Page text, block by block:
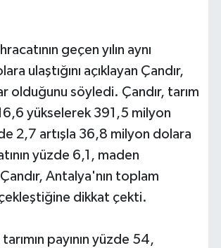
geçen yılın aynı
ulaştığını açıklayan Çandır,
olduğunu söyledi. Çandır, tarım
yükselerek 391,5 milyon
2,7 artışla 36,8 milyon dolara
yüzde 6,1, maden
Antalya'nın toplam
dikkat çekti.
payının yüzde 54,